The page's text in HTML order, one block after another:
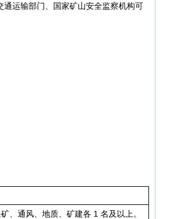
运输部门、国家矿山安全监察机构可
、通风、地质、矿建各 1 名及以上。